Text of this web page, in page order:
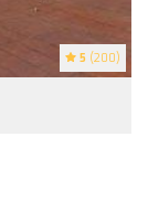
5 (200)